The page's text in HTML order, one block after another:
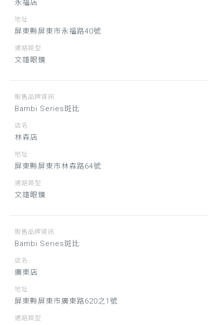
永福店
地址
屏東縣屏東市永福路40號
通路類型
文雄眼鏡
販售品牌資訊
Bambi Series斑比
店名
林森店
地址
屏東縣屏東市林森路64號
通路類型
文雄眼鏡
販售品牌資訊
Bambi Series斑比
店名
廣東店
地址
屏東縣屏東市廣東路620之1號
通路類型